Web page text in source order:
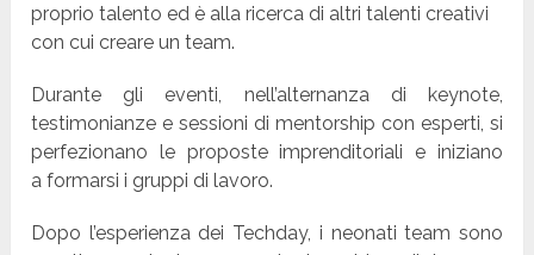
proprio talento ed è alla ricerca di altri talenti creativi
con cui creare un team.
Durante gli eventi, nell’alternanza di keynote,
testimonianze e sessioni di mentorship con esperti, si
perfezionano le proposte imprenditoriali e iniziano
a formarsi i gruppi di lavoro.
Dopo l’esperienza dei Techday, i neonati team sono